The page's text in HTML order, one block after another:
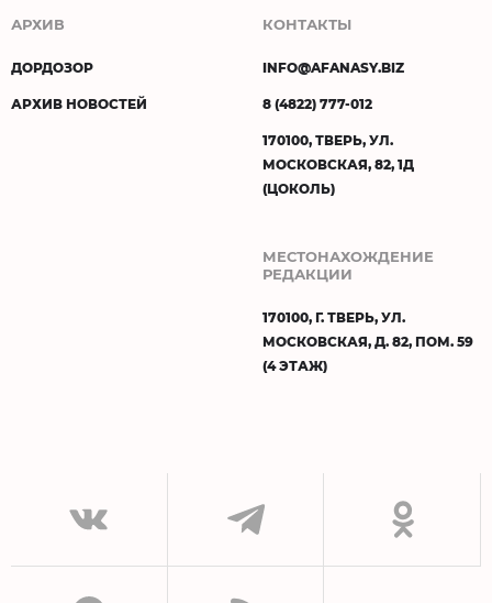
АРХИВ
ДОРДОЗОР
АРХИВ НОВОСТЕЙ
КОНТАКТЫ
INFO@AFANASY.BIZ
8 (4822) 777-012
170100, ТВЕРЬ, УЛ.
МОСКОВСКАЯ, 82, 1Д
(ЦОКОЛЬ)
МЕСТОНАХОЖДЕНИЕ
РЕДАКЦИИ
170100, Г. ТВЕРЬ, УЛ.
МОСКОВСКАЯ, Д. 82, ПОМ. 59
(4 ЭТАЖ)